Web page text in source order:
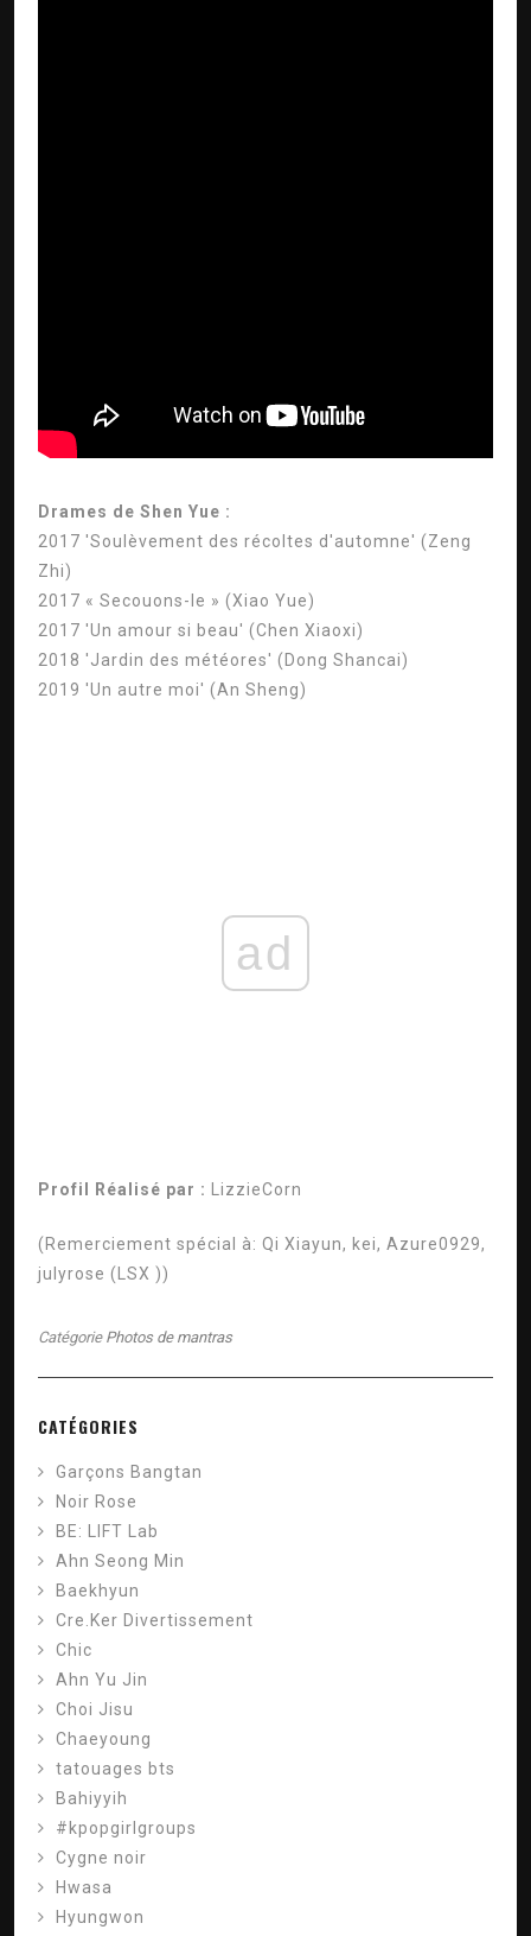
Drames de Shen Yue :
2017 'Soulèvement des récoltes d'automne' (Zeng
Zhi)
2017 « Secouons-le » (Xiao Yue)
2017 'Un amour si beau' (Chen Xiaoxi)
2018 'Jardin des météores' (Dong Shancai)
2019 'Un autre moi' (An Sheng)
ad
Profil Réalisé par : LizzieCorn
(Remerciement spécial à: Qi Xiayun, kei, Azure0929,
julyrose (LSX ))
Catégorie Photos de mantras
CATÉGORIES
Garçons Bangtan
Noir Rose
BE: LIFT Lab
Ahn Seong Min
Baekhyun
Cre.Ker Divertissement
Chic
Ahn Yu Jin
Choi Jisu
Chaeyoung
tatouages ​​bts
Bahiyyih
#kpopgirlgroups
Cygne noir
Hwasa
Hyungwon